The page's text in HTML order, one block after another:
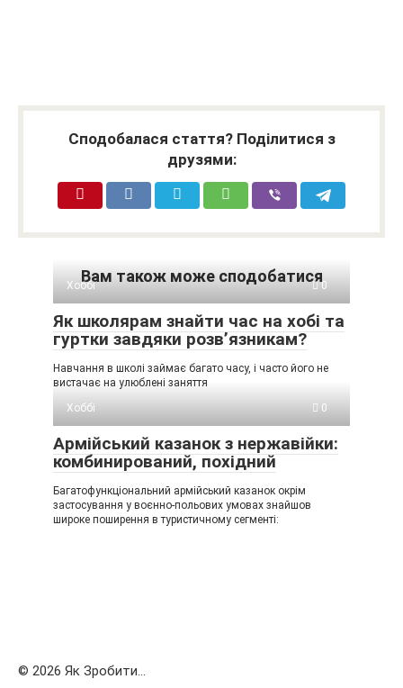
Сподобалася стаття? Поділитися з
друзями:
Вам також може сподобатися
Хоббі 0
Як школярам знайти час на хобі та
гуртки завдяки розв’язникам?
Навчання в школі займає багато часу, і часто його не
вистачає на улюблені заняття
Хоббі
0
Армійський казанок з нержавійки:
комбинирований, похідний
Багатофункціональний армійський казанок окрім
застосування у воєнно-польових умовах знайшов
широке поширення в туристичному сегменті:
© 2026 Як Зробити...